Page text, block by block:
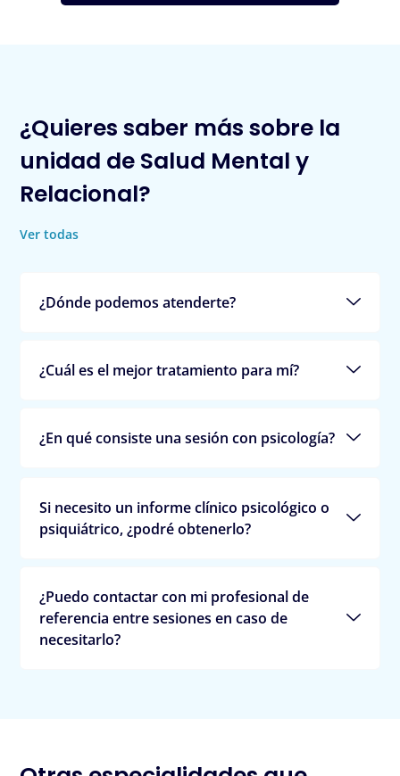
¿Quieres saber más sobre la
unidad de Salud Mental y
Relacional?
Ver todas
¿Dónde podemos atenderte?
¿Cuál es el mejor tratamiento para mí?
¿En qué consiste una sesión con psicología?
Si necesito un informe clínico psicológico o
psiquiátrico, ¿podré obtenerlo?
¿Puedo contactar con mi profesional de
referencia entre sesiones en caso de
necesitarlo?